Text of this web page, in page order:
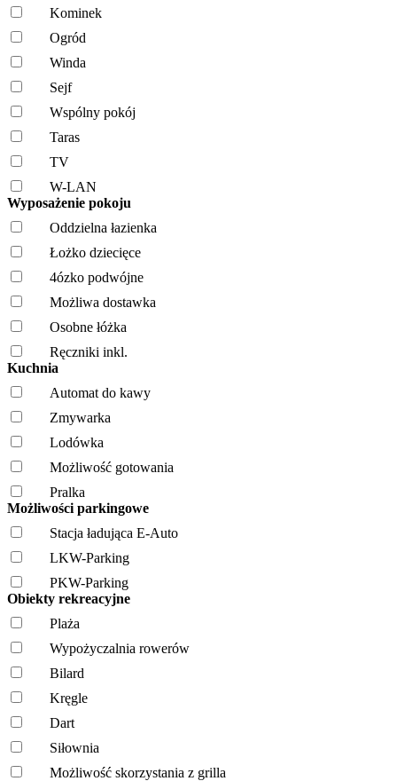
Kominek
Ogród
Winda
Sejf
Wspólny pokój
Taras
TV
W-LAN
Wyposażenie pokoju
Oddzielna łazienka
Łożko dziecięce
4ózko podwójne
Możliwa dostawka
Osobne łóżka
Ręczniki inkl.
Kuchnia
Automat do kawy
Zmywarka
Lodówka
Możliwość gotowania
Pralka
Możliwości parkingowe
Stacja ładująca E-Auto
LKW-Parking
PKW-Parking
Obiekty rekreacyjne
Plaża
Wypożyczalnia rowerów
Bilard
Kręgle
Dart
Siłownia
Możliwość skorzystania z grilla